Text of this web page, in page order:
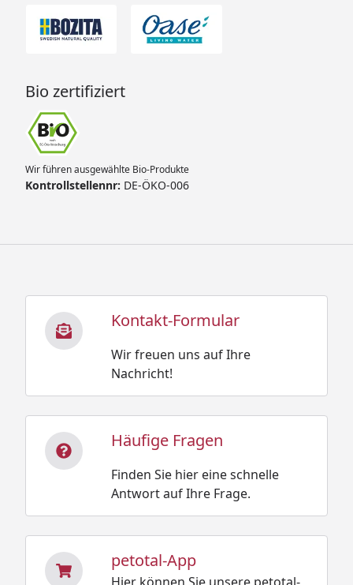
Bio zertifiziert
Wir führen ausgewählte Bio-Produkte
Kontrollstellennr: DE-ÖKO-006
Kontakt-Formular
Wir freuen uns auf Ihre
Nachricht!
Häufige Fragen
Finden Sie hier eine schnelle
Antwort auf Ihre Frage.
petotal-App